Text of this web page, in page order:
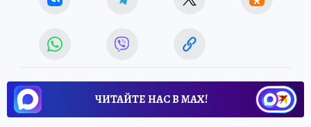
ЧИТАЙТЕ НАС В МАХ!